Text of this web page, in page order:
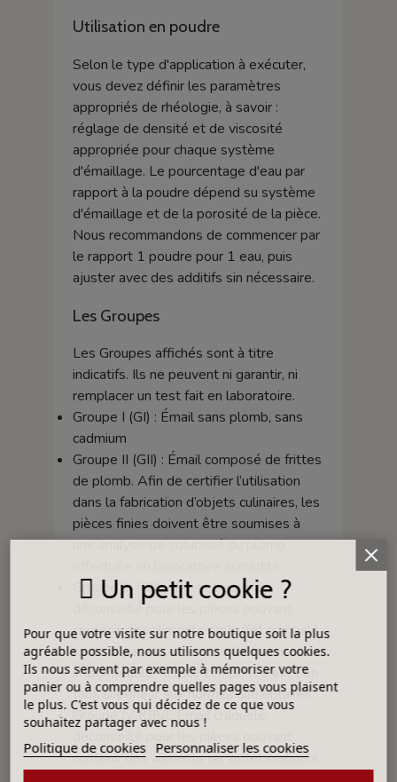
Utilisation en poudre
Selon le type d'application à exécuter,
vous devez définir les paramètres
appropriés de rhéologie, à savoir :
réglage de densité et de viscosité
appropriée pour chaque système
d'émaillage. Le pourcentage d'eau par
rapport à la poudre dépend su système
d'émaillage et de la porosité de la pièce.
Nous recommandons de commencer par
le rapport 1 poudre pour 1 eau, puis
ajuster avec des additifs sin nécessaire.
Les Groupes
Les Groupes affichés sont à titre
indicatifs. Ils ne peuvent ni garantir, ni
remplacer un test fait en laboratoire.
Groupe I (GI) : Émail sans plomb, sans
cadmium
Groupe II (GII) : Émail composé de frittes
de plomb. Afin de certifier l’utilisation
dans la fabrication d’objets culinaires, les
pièces finies doivent être soumises à
une analyse de solubilité du plomb
Groupe III (GIII) : Émail craquelé,
déconseillé pour les pièces pouvant
contenir des aliments car l’effet craquelé
ne rend pas la pièce complètement
imperméable - Fritte composée avec un
taux supérieur aux normes alimentaires.
Groupe IV (GIV): Émail craquelé,
déconseillé pour les pièces pouvant
contenir des aliments car l’effet craquelé
Un petit cookie ?
Pour que votre visite sur notre boutique soit la plus
agréable possible, nous utilisons quelques cookies.
Ils nous servent par exemple à mémoriser votre
panier ou à comprendre quelles pages vous plaisent
le plus. C'est vous qui décidez de ce que vous
souhaitez partager avec nous !
Politique de cookies Personnaliser les cookies